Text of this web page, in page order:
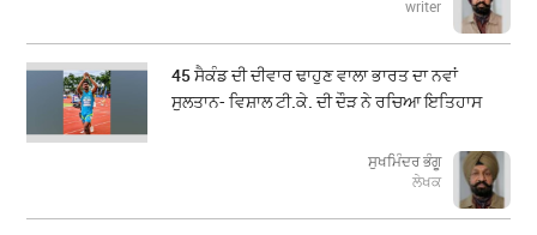
writer
45 ਸੈਕੰਡ ਦੀ ਦੀਵਾਰ ਢਾਹੁਣ ਵਾਲਾ ਭਾਰਤ ਦਾ ਨਵਾਂ
ਸੁਲਤਾਨ- ਵਿਸ਼ਾਲ ਟੀ.ਕੇ. ਦੀ ਦੌੜ ਨੇ ਰਚਿਆ ਇਤਿਹਾਸ
ਸੁਖਮਿੰਦਰ ਭੰਗੂ
ਲੇਖਕ